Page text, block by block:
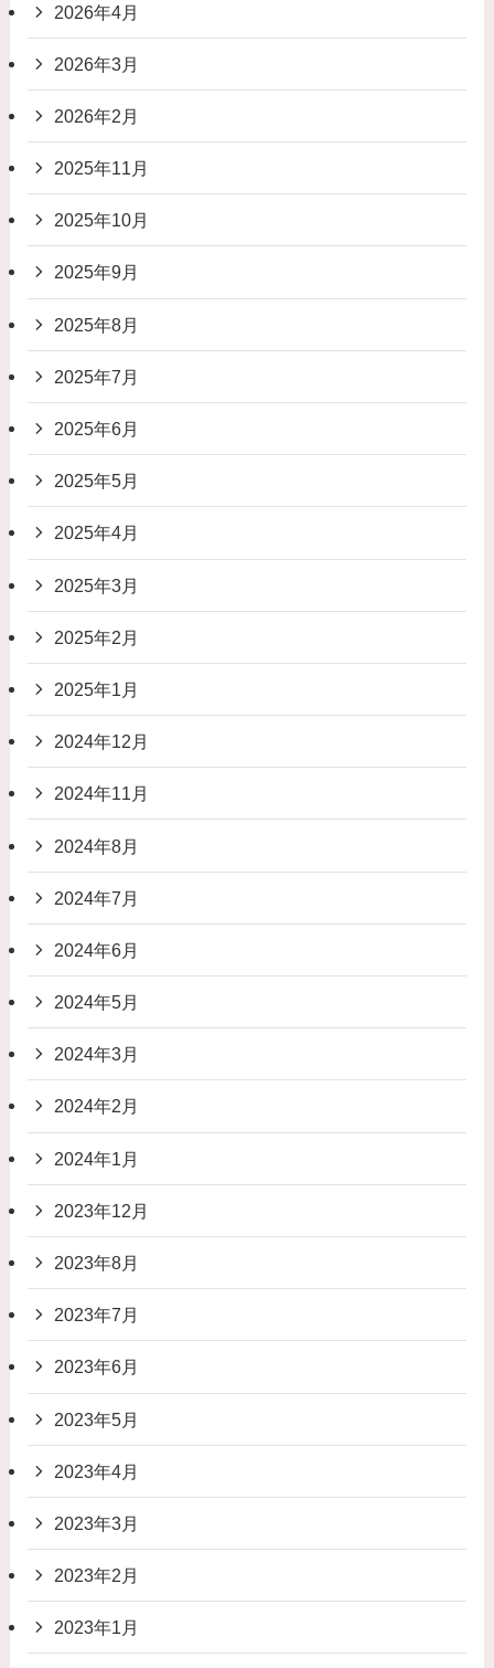
2026年4月
2026年3月
2026年2月
2025年11月
2025年10月
2025年9月
2025年8月
2025年7月
2025年6月
2025年5月
2025年4月
2025年3月
2025年2月
2025年1月
2024年12月
2024年11月
2024年8月
2024年7月
2024年6月
2024年5月
2024年3月
2024年2月
2024年1月
2023年12月
2023年8月
2023年7月
2023年6月
2023年5月
2023年4月
2023年3月
2023年2月
2023年1月